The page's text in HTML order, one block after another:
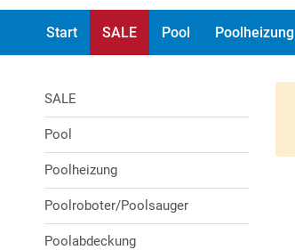
Start SALE Pool Poolheizung
SALE
Pool
Poolheizung
Poolroboter/Poolsauger
Poolabdeckung